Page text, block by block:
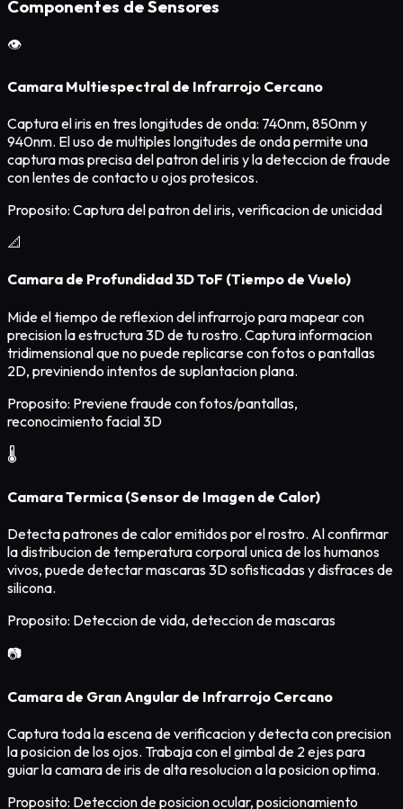
Componentes de Sensores
👁️
Camara Multiespectral de Infrarrojo Cercano
Captura el iris en tres longitudes de onda: 740nm, 850nm y
940nm. El uso de multiples longitudes de onda permite una
captura mas precisa del patron del iris y la deteccion de fraude
con lentes de contacto u ojos protesicos.
Proposito: Captura del patron del iris, verificacion de unicidad
📐
Camara de Profundidad 3D ToF (Tiempo de Vuelo)
Mide el tiempo de reflexion del infrarrojo para mapear con
precision la estructura 3D de tu rostro. Captura informacion
tridimensional que no puede replicarse con fotos o pantallas
2D, previniendo intentos de suplantacion plana.
Proposito: Previene fraude con fotos/pantallas,
reconocimiento facial 3D
🌡️
Camara Termica (Sensor de Imagen de Calor)
Detecta patrones de calor emitidos por el rostro. Al confirmar
la distribucion de temperatura corporal unica de los humanos
vivos, puede detectar mascaras 3D sofisticadas y disfraces de
silicona.
Proposito: Deteccion de vida, deteccion de mascaras
📷
Camara de Gran Angular de Infrarrojo Cercano
Captura toda la escena de verificacion y detecta con precision
la posicion de los ojos. Trabaja con el gimbal de 2 ejes para
guiar la camara de iris de alta resolucion a la posicion optima.
Proposito: Deteccion de posicion ocular, posicionamiento